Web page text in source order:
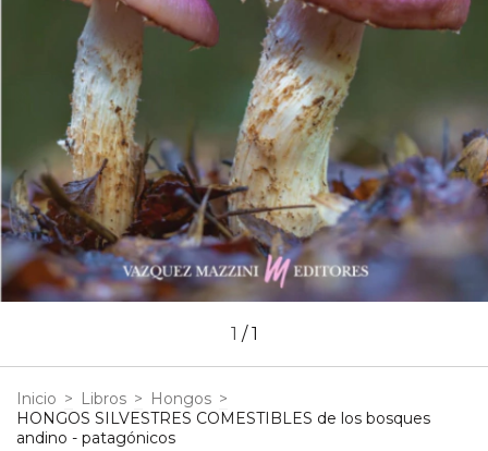
1 /1
Inicio > Libros > Hongos >
HONGOS SILVESTRES COMESTIBLES de los bosques
andino - patagónicos